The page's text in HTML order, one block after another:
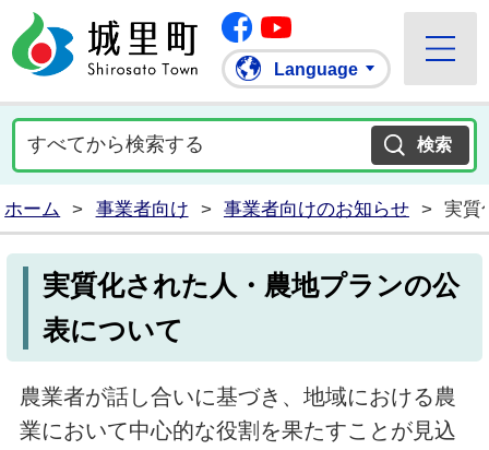
城里町ホームページ
Facebook
Language
ホーム > 事業者向け > 事業者向けのお知らせ > 実質
実質化された人・農地プランの公
表について
農業者が話し合いに基づき、地域における農
業において中心的な役割を果たすことが見込